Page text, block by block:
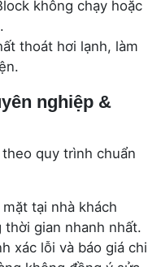
không chạy hoặc
thoát hơi lạnh, làm
nghiệp &
quy trình chuẩn
tại nhà khách
thời gian nhanh nhất.
xác lỗi và báo giá chi